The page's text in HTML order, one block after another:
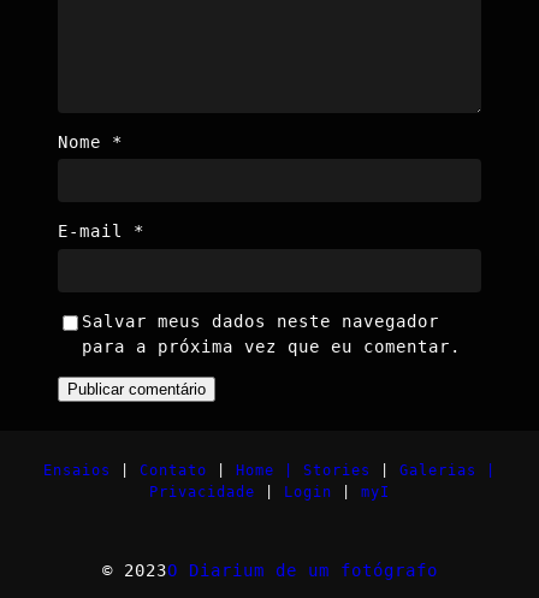
Nome *
E-mail *
Salvar meus dados neste navegador
para a próxima vez que eu comentar.
Ensaios Contato Home | Stories
Galerias |
Privacidade
Login myI
© 2023O Diarium de um fotógrafo